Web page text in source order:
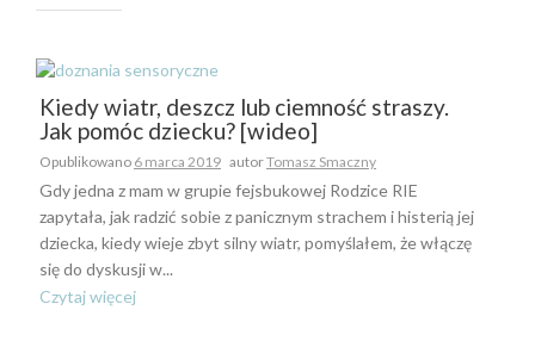
Kiedy wiatr, deszcz lub ciemność straszy.
Jak pomóc dziecku? [wideo]
Opublikowano 6 marca 2019 autorTomasz Smaczny
Gdy jedna z mam w grupie fejsbukowej Rodzice RIE
zapytała, jak radzić sobie z panicznym strachem i histerią jej
dziecka, kiedy wieje zbyt silny wiatr, pomyślałem, że włączę
się do dyskusji w...
Czytaj więcej